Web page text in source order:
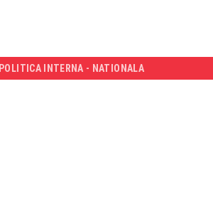
POLITICA INTERNA - NATIONALA